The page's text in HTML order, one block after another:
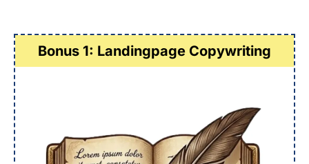
Bonus 1: Landingpage Copywriting